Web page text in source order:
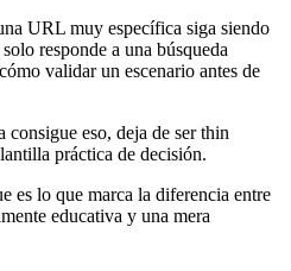
URL muy específica siga siendo
responde a una búsqueda
validar un escenario antes de
consigue eso, deja de ser thin
práctica de decisión.
es lo que marca la diferencia entre
educativa y una mera